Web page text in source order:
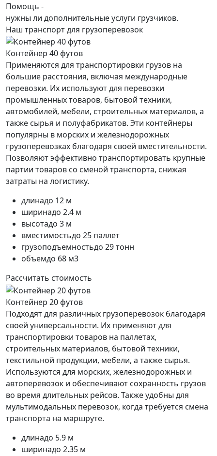
Помощь -
нужны ли дополнительные услуги грузчиков.
Наш транспорт для грузоперевозок
Контейнер 40 футов
Применяются для транспортировки грузов на
большие расстояния, включая международные
перевозки. Их используют для перевозки
промышленных товаров, бытовой техники,
автомобилей, мебели, строительных материалов, а
также сырья и полуфабрикатов. Эти контейнеры
популярны в морских и железнодорожных
грузоперевозках благодаря своей вместительности.
Позволяют эффективно транспортировать крупные
партии товаров со сменой транспорта, снижая
затраты на логистику.
длинадо 12 м
ширинадо 2.4 м
высотадо 3 м
вместимостьдо 25 паллет
грузоподъемностьдо 29 тонн
объемдо 68 м3
Рассчитать стоимость
Контейнер 20 футов
Подходят для различных грузоперевозок благодаря
своей универсальности. Их применяют для
транспортировки товаров на паллетах,
строительных материалов, бытовой техники,
текстильной продукции, мебели, а также сырья.
Используются для морских, железнодорожных и
автоперевозок и обеспечивают сохранность грузов
во время длительных рейсов. Также удобны для
мультимодальных перевозок, когда требуется смена
транспорта на маршруте.
длинадо 5.9 м
ширинадо 2.35 м